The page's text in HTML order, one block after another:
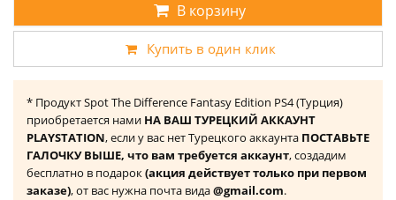
В корзину
Купить в один клик
* Продукт Spot The Difference Fantasy Edition PS4 (Турция)
приобретается нами НА ВАШ ТУРЕЦКИЙ АККАУНТ
PLAYSTATION, если у вас нет Турецкого аккаунта ПОСТАВЬТЕ
ГАЛОЧКУ ВЫШЕ, что вам требуется аккаунт, создадим
бесплатно в подарок(акция действует только при первом
заказе), от вас нужна почта вида@gmail.com.